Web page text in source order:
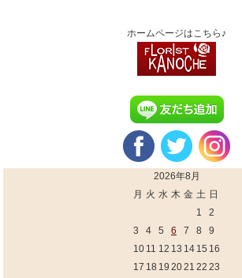
ホームページはこちら♪
2026年8月
月 火 水 木 金 土 日
1
2
3
4 5 6 7 8
9
10 11 12 13 14 15 16
17 18 19 2021 22 23